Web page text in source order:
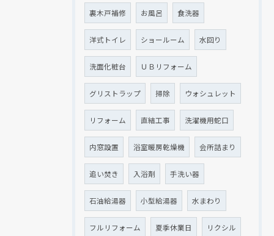
裏木戸補修 お風呂 食洗器
洋式トイレ ショールーム 水回り
洗面化粧台 ＵＢリフォーム
グリストラップ 掃除 ウォシュレット
リフォーム 直結工事 洗濯機用蛇口
内窓設置 浴室暖房乾燥機 会所詰まり
追い焚き 入浴剤 手洗い器
石油給湯器 小型給湯器 水まわり
フルリフォーム 夏季休業日 リクシル